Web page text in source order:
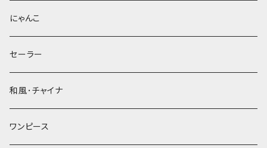
にゃんこ
セーラー
和風･チャイナ
ワンピース